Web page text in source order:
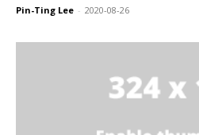
Pin-Ting Lee - 2020-08-26